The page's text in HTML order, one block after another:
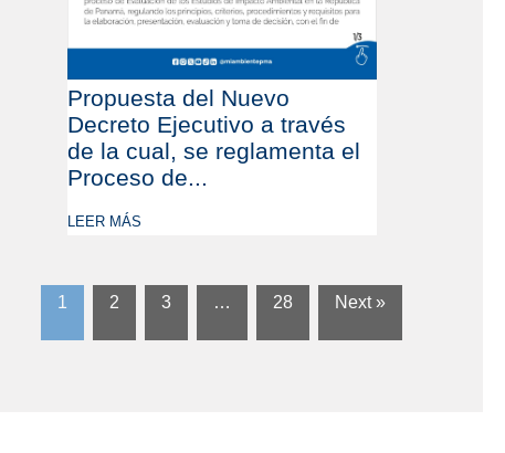
Propuesta del Nuevo
Decreto Ejecutivo a través
de la cual, se reglamenta el
Proceso de...
LEER MÁS
1 2 3 … 28 Next »